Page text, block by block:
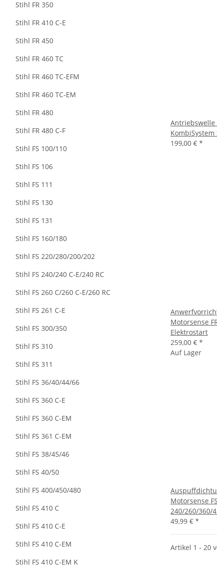
KombiSystem
199,00 € *
Motorsense
Elektrostart
259,00 € *
Auf Lager
Motorsense FS
240/260/360/
49,99 € *
Artikel 1 - 20
Stihl FR 350
Stihl FR 410 C-E
Stihl FR 450
Stihl FR 460 TC
Stihl FR 460 TC-EFM
Stihl FR 460 TC-EM
Stihl FR 480
Stihl FR 480 C-F
Stihl FS 100/110
Stihl FS 106
Stihl FS 111
Stihl FS 130
Stihl FS 131
Stihl FS 160/180
Stihl FS 220/280/200/202
Stihl FS 240/240 C-E/240 RC
Stihl FS 260 C/260 C-E/260 RC
Stihl FS 261 C-E
Stihl FS 300/350
Stihl FS 310
Stihl FS 311
Stihl FS 36/40/44/66
Stihl FS 360 C-E
Stihl FS 360 C-EM
Stihl FS 361 C-EM
Stihl FS 38/45/46
Stihl FS 40/50
Stihl FS 400/450/480
Stihl FS 410 C
Stihl FS 410 C-E
Stihl FS 410 C-EM
Stihl FS 410 C-EM K